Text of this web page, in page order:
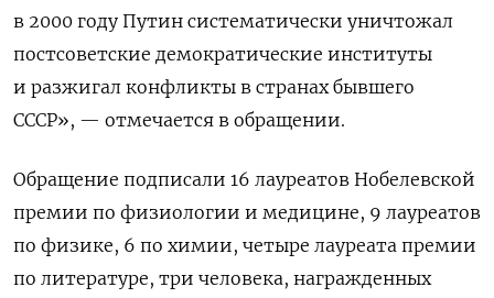
в 2000 году Путин систематически уничтожал
постсоветские демократические институты
и разжигал конфликты в странах бывшего
СССР», — отмечается в обращении.
Обращение подписали 16 лауреатов Нобелевской
премии по физиологии и медицине, 9 лауреатов
по физике, 6 по химии, четыре лауреата премии
по литературе, три человека, награжденных